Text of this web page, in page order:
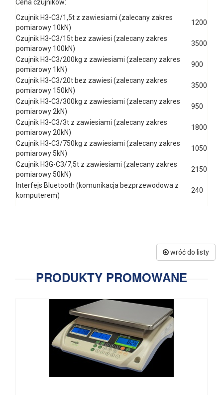
Cena czujników:
Czujnik H3-C3/1,5t z zawiesiami (zalecany zakres
pomiarowy 10kN)
1200
Czujnik H3-C3/15t bez zawiesi (zalecany zakres
pomiarowy 100kN)
3500
Czujnik H3-C3/200kg z zawiesiami (zalecany zakres
pomiarowy 1kN)
900
Czujnik H3-C3/20t bez zawiesi (zalecany zakres
pomiarowy 150kN)
3500
Czujnik H3-C3/300kg z zawiesiami (zalecany zakres
pomiarowy 2kN)
950
Czujnik H3-C3/3t z zawiesiami (zalecany zakres
pomiarowy 20kN)
1800
Czujnik H3-C3/750kg z zawiesiami (zalecany zakres
pomiarowy 5kN)
1050
Czujnik H3G-C3/7,5t z zawiesiami (zalecany zakres
pomiarowy 50kN)
2150
Interfejs Bluetooth (komunikacja bezprzewodowa z
komputerem)
240
wróć do listy
PRODUKTY PROMOWANE